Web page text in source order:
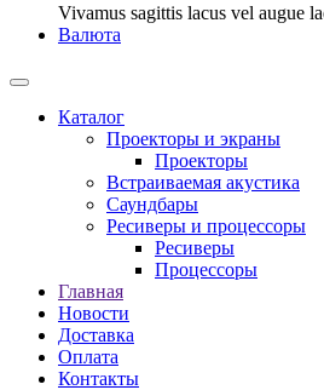
Vivamus sagittis lacus vel augue
Валюта
Каталог
Проекторы и экраны
Проекторы
Встраиваемая акустика
Саундбары
Ресиверы и процессоры
Ресиверы
Процессоры
Главная
Новости
Доставка
Оплата
Контакты